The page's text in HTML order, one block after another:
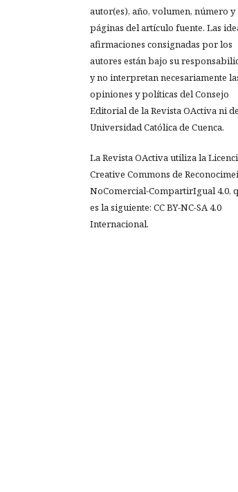
autor(es), año, volumen, número y
páginas del artículo fuente. Las
afirmaciones consignadas por los
autores están bajo su
y no interpretan necesariamente
opiniones y políticas del Consejo
Editorial de la Revista OActiva ni
Universidad Católica de Cuenca.
La Revista OActiva utiliza la
Creative Commons de
NoComercial-CompartirIgual 4.0,
es la siguiente: CC BY-NC-SA 4.0
Internacional.